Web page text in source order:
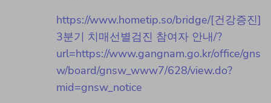
https://www.hometip.so/bridge/[건강증진]
3분기 치매선별검진 참여자 안내/?
url=https://www.gangnam.go.kr/office/gns
w/board/gnsw_www7/628/view.do?
mid=gnsw_notice